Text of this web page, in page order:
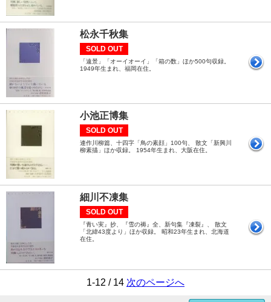
松永千秋集
SOLD OUT
「遠景」「オーイオーイ」「箱の数」ほか500句収録。
1949年生まれ、福岡在住。
小池正博集
SOLD OUT
連作川柳篇、十四字「鳥の素顔」100句、 散文「新興川
柳素描」ほか収録。 1954年生まれ、大阪在住。
細川不凍集
SOLD OUT
『青い実』抄、『雪の褥』全、新句集『凍裂』、 散文
「北緯43度より」ほか収録。 昭和23年生まれ、北海道
在住。
1-12 / 14 次のページへ